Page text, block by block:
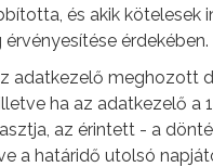
és akik kötelesek
érdekében.
adatkezelő meghozott
ha az adatkezelő a
az érintett - a
a határidő utolsó